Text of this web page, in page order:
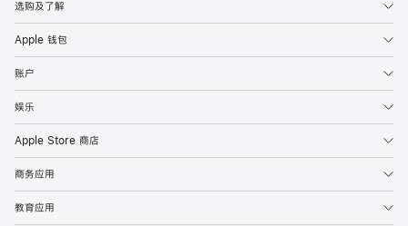
选购及了解
Apple 钱包
账户
娱乐
Apple Store 商店
商务应用
教育应用